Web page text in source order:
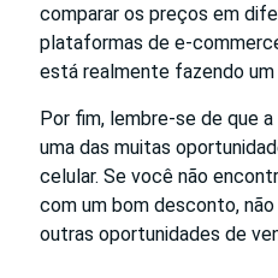
comparar os preços em
plataformas de e-
está realmente fazendo um
Por fim, lembre-se de que
uma das muitas
celular. Se você não
com um bom desconto,
outras oportunidades de